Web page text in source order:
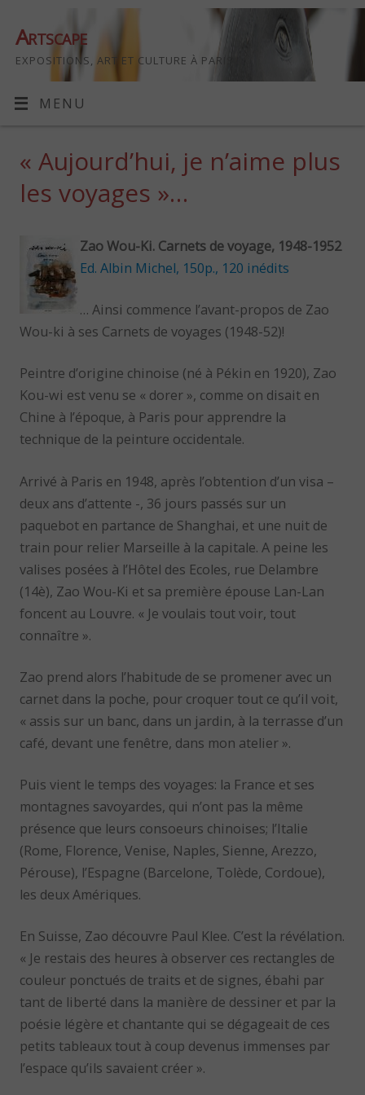
Artscape
EXPOSITIONS, ART ET CULTURE À PARIS
MENU
« Aujourd’hui, je n’aime plus
les voyages »…
Zao Wou-Ki. Carnets de voyage, 1948-1952
Ed. Albin Michel, 150p., 120 inédits
… Ainsi commence l’avant-propos de Zao
Wou-ki à ses Carnets de voyages (1948-52)!
Peintre d’origine chinoise (né à Pékin en 1920), Zao
Kou-wi est venu se « dorer », comme on disait en
Chine à l’époque, à Paris pour apprendre la
technique de la peinture occidentale.
Arrivé à Paris en 1948, après l’obtention d’un visa –
deux ans d’attente -, 36 jours passés sur un
paquebot en partance de Shanghai, et une nuit de
train pour relier Marseille à la capitale. A peine les
valises posées à l’Hôtel des Ecoles, rue Delambre
(14è), Zao Wou-Ki et sa première épouse Lan-Lan
foncent au Louvre. « Je voulais tout voir, tout
connaître ».
Zao prend alors l’habitude de se promener avec un
carnet dans la poche, pour croquer tout ce qu’il voit,
« assis sur un banc, dans un jardin, à la terrasse d’un
café, devant une fenêtre, dans mon atelier ».
Puis vient le temps des voyages: la France et ses
montagnes savoyardes, qui n’ont pas la même
présence que leurs consoeurs chinoises; l’Italie
(Rome, Florence, Venise, Naples, Sienne, Arezzo,
Pérouse), l’Espagne (Barcelone, Tolède, Cordoue),
les deux Amériques.
En Suisse, Zao découvre Paul Klee. C’est la révélation.
« Je restais des heures à observer ces rectangles de
couleur ponctués de traits et de signes, ébahi par
tant de liberté dans la manière de dessiner et par la
poésie légère et chantante qui se dégageait de ces
petits tableaux tout à coup devenus immenses par
l’espace qu’ils savaient créer ».